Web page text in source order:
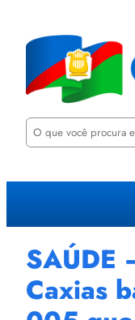
P
u
a
SAÚDE
Caxias